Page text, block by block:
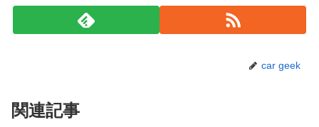
car geek
関連記事